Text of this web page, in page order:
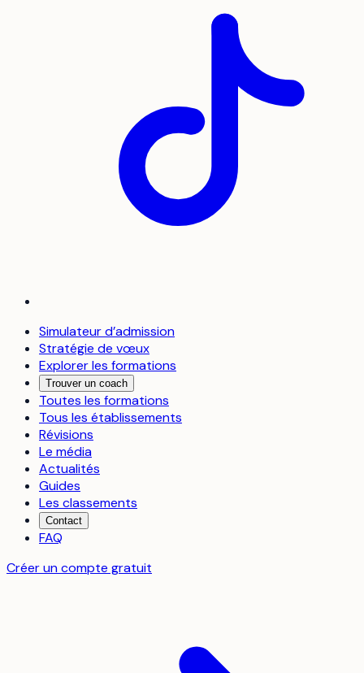
Simulateur d’admission
Stratégie de vœux
Explorer les formations
Trouver un coach
Toutes les formations
Tous les établissements
Révisions
Le média
Actualités
Guides
Les classements
Contact
FAQ
Créer un compte gratuit